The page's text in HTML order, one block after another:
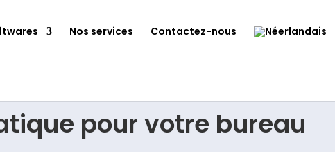
Nos services Contactez-nous
pour votre bureau